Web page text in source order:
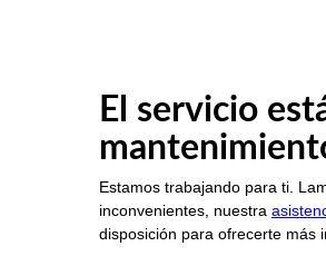
El servicio
Estamos trabajando para ti.
inconvenientes, nuestra
disposición para ofrecerte más